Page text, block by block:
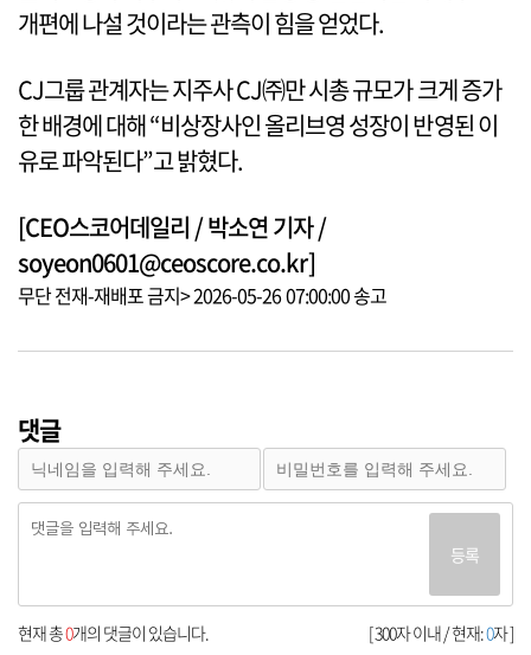
개편에 나설 것이라는 관측이 힘을 얻었다.
CJ그룹 관계자는 지주사 CJ㈜만 시총 규모가 크게 증가
한 배경에 대해 “비상장사인 올리브영 성장이 반영된 이
유로 파악된다”고 밝혔다.
[CEO스코어데일리 / 박소연 기자 /
soyeon0601@ceoscore.co.kr]
무단 전재-재배포 금지> 2026-05-26 07:00:00 송고
댓글
등록
[ 300자 이내 / 현재:0자 ]
현재 총0개의 댓글이 있습니다.